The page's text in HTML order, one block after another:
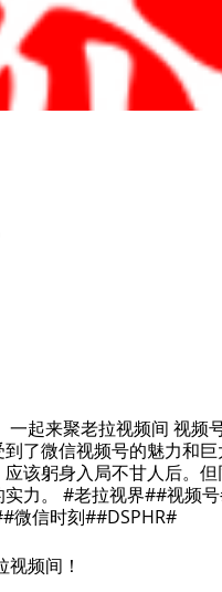
一起来聚老拉视频间 视
了微信视频号的魅力和
该躬身入局不甘人后。
实力。 #老拉视界##视频
微信时刻##DSPHR#
频间！